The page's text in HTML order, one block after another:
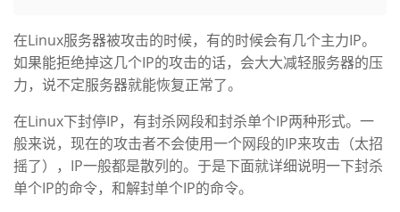
主
页
的
开
发
者
在Linux服务器被攻击的时候，有的时候会有几个主力IP。
如果能拒绝掉这几个IP的攻击的话，会大大减轻服务器的压
力，说不定服务器就能恢复正常了。
在Linux下封停IP，有封杀网段和封杀单个IP两种形式。一
般来说，现在的攻击者不会使用一个网段的IP来攻击（太招
摇了），IP一般都是散列的。于是下面就详细说明一下封杀
单个IP的命令，和解封单个IP的命令。